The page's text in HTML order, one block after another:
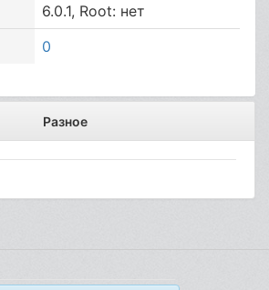
6.0.1, Root: нет
0
Разное